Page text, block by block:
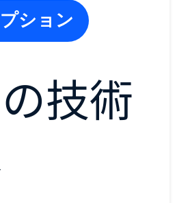
ション
技術